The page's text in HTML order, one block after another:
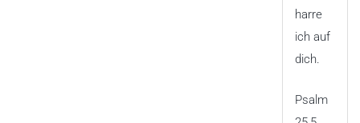
harre
ich auf
dich.
Psalm